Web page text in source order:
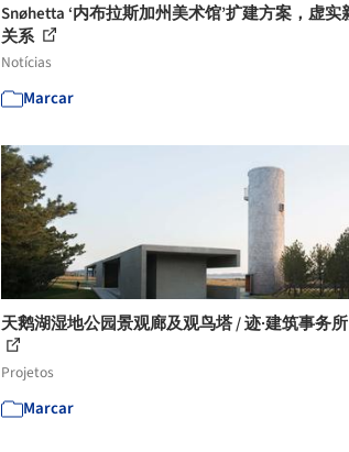
Snøhetta ‘内布拉斯加州美术馆’扩建方案，虚实
关系
Notícias
Marcar
天鹅湖湿地公园景观廊及观鸟塔 / 迹·建筑事务所
Projetos
Marcar